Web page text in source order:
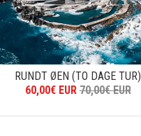
RUNDT ØEN (TO DAGE TUR)
60,00€ EUR 70,00€ EUR